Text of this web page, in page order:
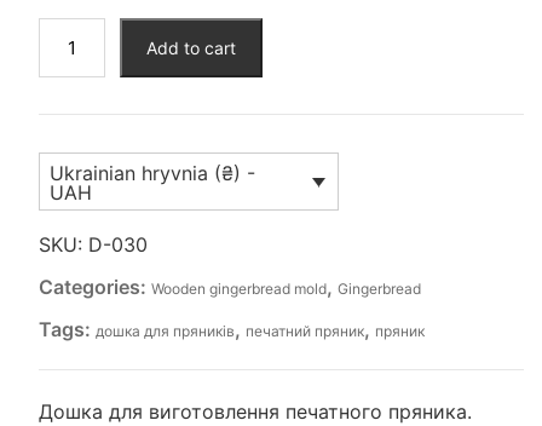
(D-
quantity
Add to cart
Ukrainian hryvnia (₴) -
UAH
SKU: D-030
Categories: Wooden gingerbread mold, Gingerbread
Tags: дошка для пряників, печатний пряник, пряник
Дошка для виготовлення печатного пряника.